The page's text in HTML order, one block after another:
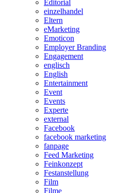
Editorial
einzelhandel
Eltern
eMarketing
Emoticon
Employer Branding
Engagement
englisch
English
Entertainment
Event
Events
Experte
external
Facebook
facebook marketing
fanpage
Feed Marketing
Feinkonzept
Festanstellung
Film
Filme